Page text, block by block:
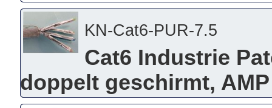
KN-Cat6-PUR-7.5
Cat6 Industrie
doppelt geschirmt,